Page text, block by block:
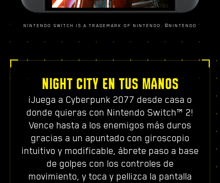
NINTENDO SWITCH IS A TRADEMARK OF NINTENDO. ©NINTENDO
NIGHT CITY EN TUS MANOS
¡Juega a Cyberpunk 2077 desde casa o
donde quieras con Nintendo Switch™ 2!
Vence hasta a los enemigos más duros
gracias a un apuntado con giroscopio
intuitivo y modificable, ábrete paso a base
de golpes con los controles de
movimiento, y toca y pellizca la pantalla